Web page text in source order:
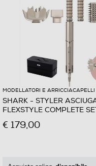
MODELLATORI E ARRICCIACAPELLI
SHARK - STYLER
FLEXSTYLE COMPLETE
€ 179,00